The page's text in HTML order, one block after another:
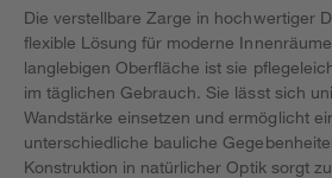
Die verstellbare Zarge in hochwertiger
flexible Lösung für moderne
langlebigen Oberfläche ist sie
im täglichen Gebrauch. Sie lässt sich
Wandstärke einsetzen und ermöglicht
unterschiedliche bauliche
Konstruktion in natürlicher Optik sorgt